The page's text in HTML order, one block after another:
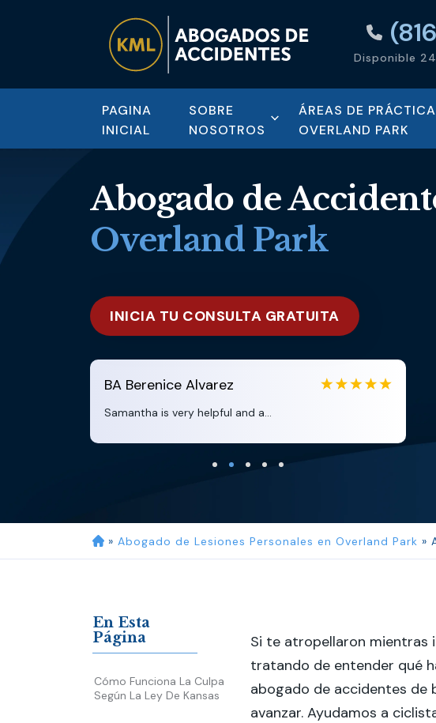
Disponible
PAGINA
INICIAL
SOBRE
NOSOTROS
ÁREAS DE
OVERLAND PARK
Abogado de
Overland Park
INICIA TU CONSULTA GRATUITA
BA Berenice Alvarez
Samantha is very helpful and a...
» Abogado de Lesiones Personales en Overland Park »
En Esta
Página
Cómo Funciona La Culpa
Según La Ley De Kansas
Si te atropellaron mientras
tratando de entender qué
abogado de accidentes de
avanzar. Ayudamos a